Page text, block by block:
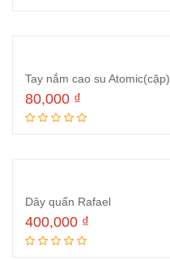
Tay nắm cao su Atomic(cặp)
80,000 ₫
Dây quấn Rafael
400,000 ₫